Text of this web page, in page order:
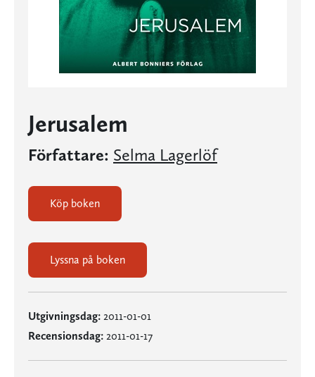
Jerusalem
Författare: Selma Lagerlöf
Köp boken
Lyssna på boken
Utgivningsdag: 2011-01-01
Recensionsdag: 2011-01-17